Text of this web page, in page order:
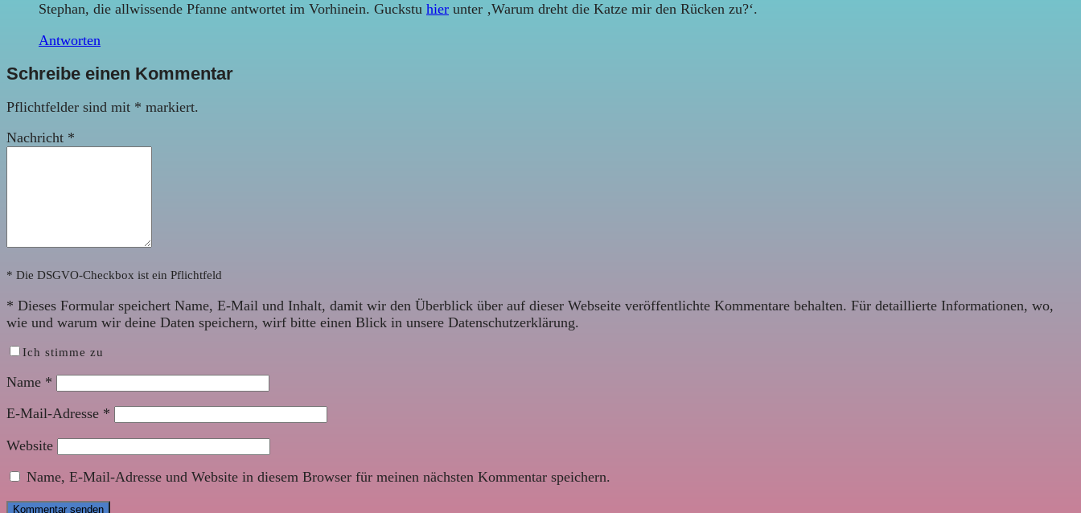
Stephan, die allwissende Pfanne antwortet im Vorhinein. Guckstu hier unter ‚Warum dreht die Katze mir den Rücken zu?‘.
Antworten
Schreibe einen Kommentar
Pflichtfelder sind mit * markiert.
Nachricht *
* Die DSGVO-Checkbox ist ein Pflichtfeld
* Dieses Formular speichert Name, E-Mail und Inhalt, damit wir den Überblick über auf dieser Webseite veröffentlichte Kommentare behalten. Für detaillierte Informationen, wo,
wie und warum wir deine Daten speichern, wirf bitte einen Blick in unsere Datenschutzerklärung.
Ich stimme zu
Name *
E-Mail-Adresse *
Website
Name, E-Mail-Adresse und Website in diesem Browser für meinen nächsten Kommentar speichern.